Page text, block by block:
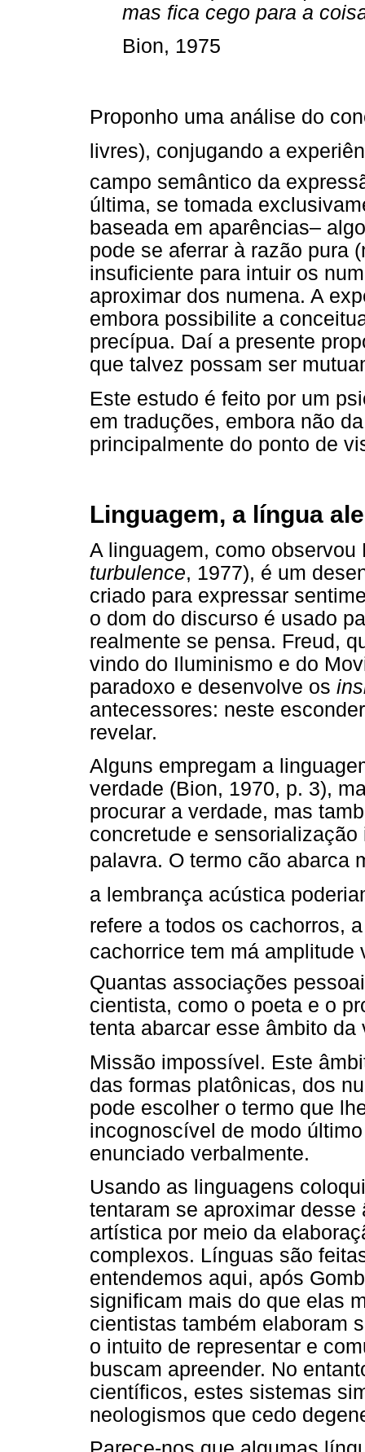
mas fica cego para a
Bion, 1975
Proponho uma análise do
livres), conjugando a
campo semântico da
última, se tomada
baseada em aparências–
pode se aferrar à razão pura
insuficiente para intuir os
aproximar dos numena. A
embora possibilite a
precípua. Daí a presente
que talvez possam ser
Este estudo é feito por um
em traduções, embora não
principalmente do ponto de
Linguagem, a língua
A linguagem, como
turbulence, 1977), é um
criado para expressar
o dom do discurso é usado
realmente se pensa. Freud,
vindo do Iluminismo e do
paradoxo e desenvolve os
antecessores: neste
revelar.
Alguns empregam a
verdade (Bion, 1970, p. 3),
procurar a verdade, mas
concretude e
palavra. O termo cão
a lembrança acústica
refere a todos os cachorros,
cachorrice tem má
Quantas associações
cientista, como o poeta e o
tenta abarcar esse âmbito
Missão impossível. Este
das formas platônicas, dos
pode escolher o termo que
incognoscível de modo
enunciado verbalmente.
Usando as linguagens
tentaram se aproximar
artística por meio da
complexos. Línguas são
entendemos aqui, após
significam mais do que elas
cientistas também elaboram
o intuito de representar e
buscam apreender. No
científicos, estes sistemas
neologismos que cedo